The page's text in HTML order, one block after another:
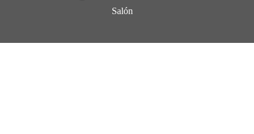
Salón